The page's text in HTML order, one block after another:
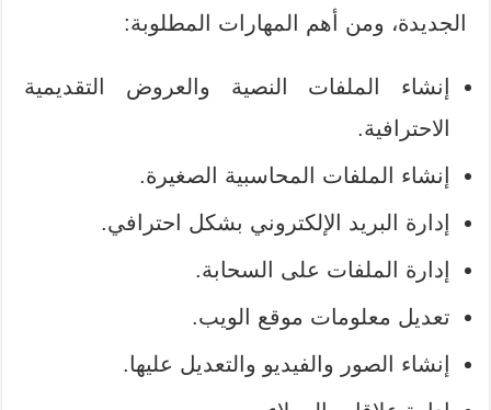
الجديدة، ومن أهم المهارات المطلوبة:
إنشاء الملفات النصية والعروض التقديمية
الاحترافية.
إنشاء الملفات المحاسبية الصغيرة.
إدارة البريد الإلكتروني بشكل احترافي.
إدارة الملفات على السحابة.
تعديل معلومات موقع الويب.
إنشاء الصور والفيديو والتعديل عليها.